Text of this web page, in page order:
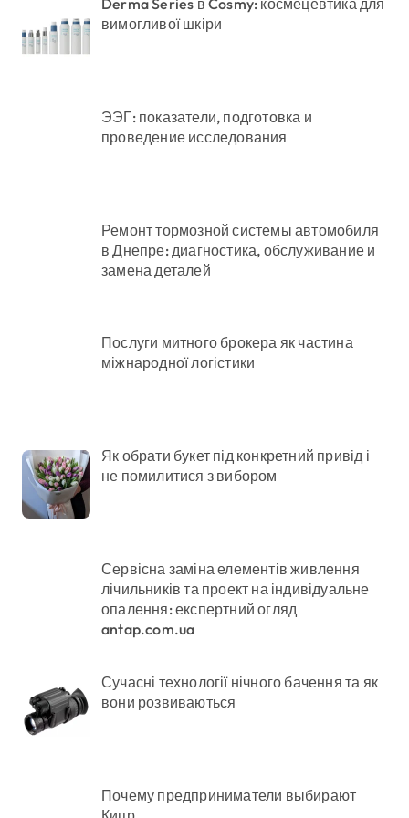
Derma Series в Cosmy: космецевтика для
вимогливої шкіри
ЭЭГ: показатели, подготовка и
проведение исследования
Ремонт тормозной системы автомобиля
в Днепре: диагностика, обслуживание и
замена деталей
Послуги митного брокера як частина
міжнародної логістики
Як обрати букет під конкретний привід і
не помилитися з вибором
Сервісна заміна елементів живлення
лічильників та проект на індивідуальне
опалення: експертний огляд
antap.com.ua
Сучасні технології нічного бачення та як
вони розвиваються
Почему предприниматели выбирают